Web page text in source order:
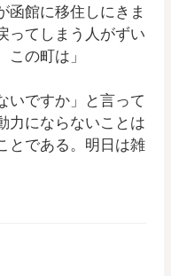
函館に移住しにきま
ってしまう人がずい
の町は」
いですか」と言って
力にならないことは
とである。明日は雑